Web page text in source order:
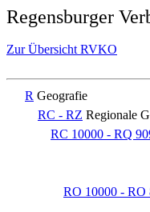
Regensburger
Zur Übersicht RVKO
R Geografie
RC - RZ Regionale
RC 10000 - RQ
RO 10000 - RO